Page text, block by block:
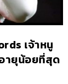
เจ้าหนู
ายุน้อยที่สุด